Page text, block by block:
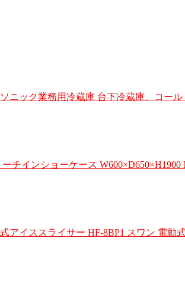
ック業務用冷蔵庫 台下冷蔵庫、コール
インショーケース W600×D650×H1900
イススライサー HF-8BP1 スワン 電動